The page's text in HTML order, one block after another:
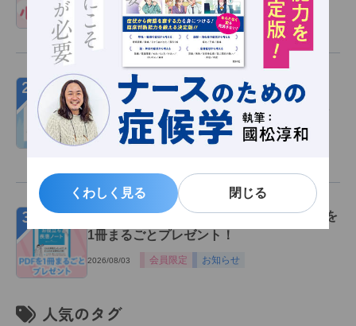
くわしく見る 閉じる
くわしく見る 閉じる
2026/08/03 特集記事
２
『風、薫る』で注目の「派出看護」―大関
和の『派出看護婦心得』が伝える赤痢の感
染対策、患者との向き合い方
３
【新規会員登録(無料)キャンペーン】PDFを
1冊まるごとプレゼント！
2026/08/03 会員限定 お知らせ
人気のタグ